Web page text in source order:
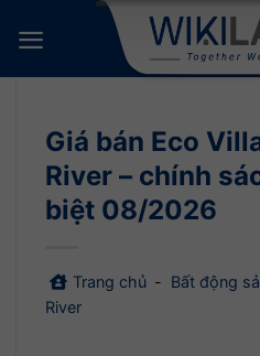
qua
nội
Giá bán Eco
River – chính
biệt 08/2026
Trang chủ - Bất động
River